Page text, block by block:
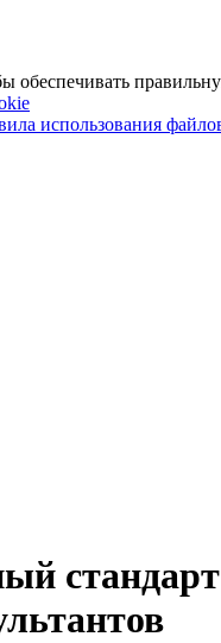
использования